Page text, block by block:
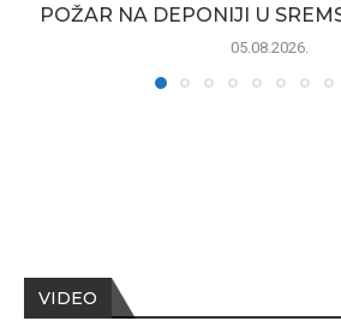
POŽAR NA DEPONIJI U
05.08.2026.
VIDEO